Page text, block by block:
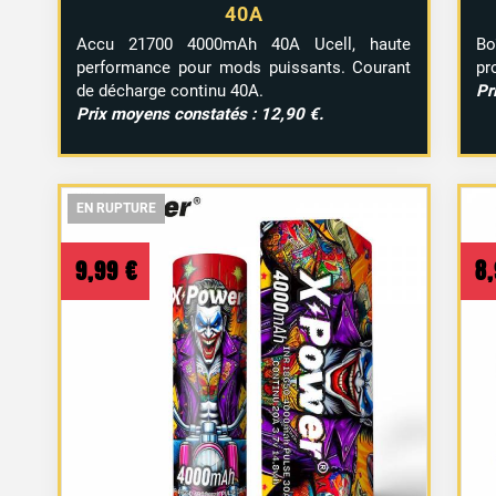
40A
Accu 21700 4000mAh 40A Ucell, haute
performance pour mods puissants. Courant
de décharge continu 40A.
Prix moyens constatés : 12,90 €.
EN RUPTURE
EN RUPTURE
9,99€
EN RUPTURE